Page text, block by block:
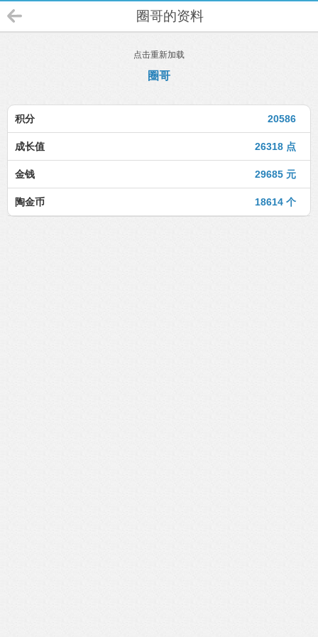
圈哥的资料
点击重新加载
圈哥
20586
积分
26318 点
成长值
29685 元
金钱
18614 个
陶金币